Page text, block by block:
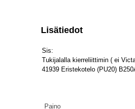
Lisätiedot
Sis:
Tukijalalla kierreliittimin ( ei
41939 Eristekotelo (PU20)
Paino